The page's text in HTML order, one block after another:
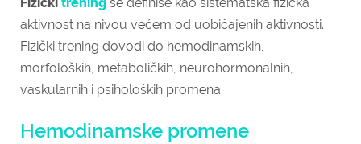
aktivnost na nivou većem od uobičajenih aktivnosti.
Fizički trening dovodi do hemodinamskih,
morfoloških, metaboličkih, neurohormonalnih,
vaskularnih i psiholoških promena.
Hemodinamske promene